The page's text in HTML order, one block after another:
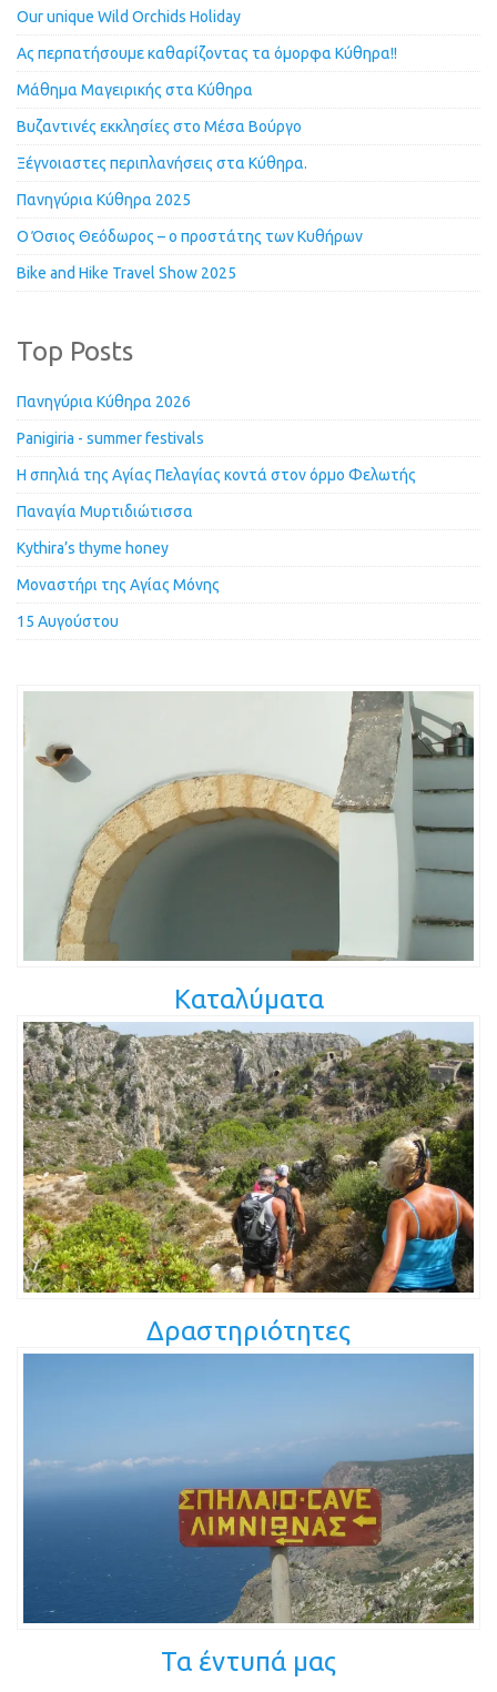
Our unique Wild Orchids Holiday
Ας περπατήσουμε καθαρίζοντας τα όμορφα Κύθηρα!!
Μάθημα Μαγειρικής στα Κύθηρα
Βυζαντινές εκκλησίες στο Μέσα Βούργο
Ξέγνοιαστες περιπλανήσεις στα Κύθηρα.
Πανηγύρια Κύθηρα 2025
Ο Όσιος Θεόδωρος – ο προστάτης των Κυθήρων
Bike and Hike Travel Show 2025
Top Posts
Πανηγύρια Κύθηρα 2026
Panigiria - summer festivals
Η σπηλιά της Αγίας Πελαγίας κοντά στον όρμο Φελωτής
Παναγία Μυρτιδιώτισσα
Kythira’s thyme honey
Μοναστήρι της Αγίας Μόνης
15 Αυγούστου
Καταλύματα
Δραστηριότητες
Τα έντυπά μας